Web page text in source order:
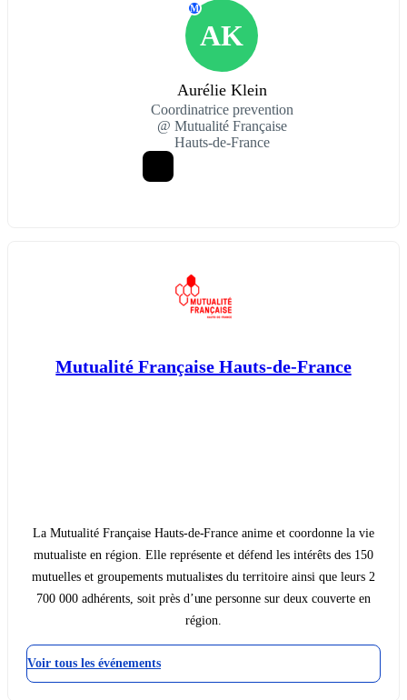
AK
M
Aurélie Klein
Coordinatrice prevention
@ Mutualité Française
Hauts-de-France
Mutualité Française Hauts-de-France
La Mutualité Française Hauts-de-France anime et coordonne la vie
mutualiste en région. Elle représente et défend les intérêts des 150
mutuelles et groupements mutualistes du territoire ainsi que leurs 2
700 000 adhérents, soit près d’une personne sur deux couverte en
région.
Voir tous les événements